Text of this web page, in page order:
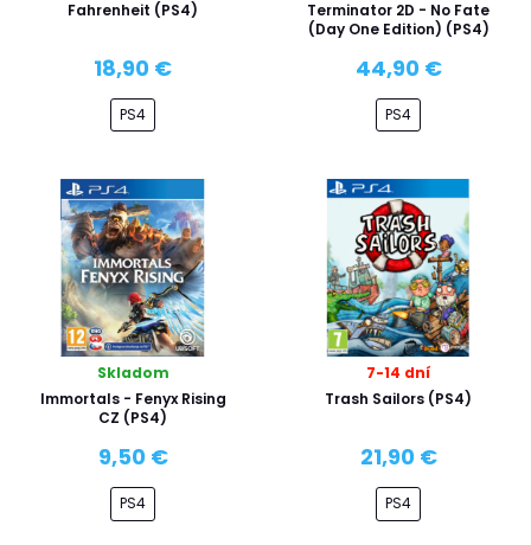
Fahrenheit (PS4)
18,90 €
PS4
Terminator 2D - No Fate
(Day One Edition) (PS4)
44,90 €
PS4
Skladom
Immortals - Fenyx Rising
CZ (PS4)
9,50 €
PS4
7-14 dní
Trash Sailors (PS4)
21,90 €
PS4